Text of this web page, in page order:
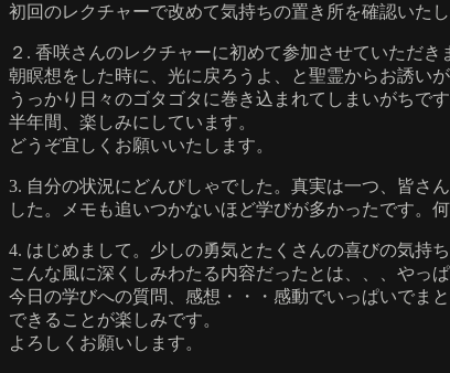
初回のレクチャーで改めて気持ちの置き所を確認いた
２. 香咲さんのレクチャーに初めて参加させていただ
朝瞑想をした時に、光に戻ろうよ、と聖霊からお誘い
うっかり日々のゴタゴタに巻き込まれてしまいがちで
半年間、楽しみにしています。
どうぞ宜しくお願いいたします。
3. 自分の状況にどんぴしゃでした。真実は一つ、皆さ
した。メモも追いつかないほど学びが多かったです。何
4. はじめまして。少しの勇気とたくさんの喜びの気持
こんな風に深くしみわたる内容だったとは、、、やっ
今日の学びへの質問、感想・・・感動でいっぱいでま
できることが楽しみです。
よろしくお願いします。